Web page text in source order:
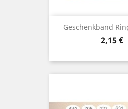
Geschenkband
Preis
2,15 €